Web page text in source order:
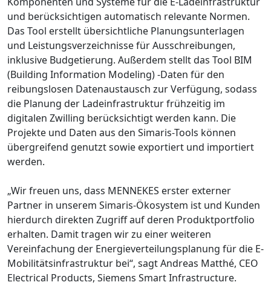
und berücksichtigen automatisch relevante Normen.
Das Tool erstellt übersichtliche Planungsunterlagen
und Leistungsverzeichnisse für Ausschreibungen,
inklusive Budgetierung. Außerdem stellt das Tool BIM
(Building Information Modeling) -Daten für den
reibungslosen Datenaustausch zur Verfügung, sodass
die Planung der Ladeinfrastruktur frühzeitig im
digitalen Zwilling berücksichtigt werden kann. Die
Projekte und Daten aus den Simaris-Tools können
übergreifend genutzt sowie exportiert und importiert
werden.
„Wir freuen uns, dass MENNEKES erster externer
Partner in unserem Simaris-Ökosystem ist und Kunden
hierdurch direkten Zugriff auf deren Produktportfolio
erhalten. Damit tragen wir zu einer weiteren
Vereinfachung der Energieverteilungsplanung für die E-
Mobilitätsinfrastruktur bei“, sagt Andreas Matthé, CEO
Electrical Products, Siemens Smart Infrastructure.